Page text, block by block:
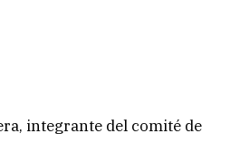
integrante del comité de